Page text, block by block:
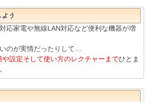
よう
応家電や無線LAN対応など便利な機器が増
のが実情だったりして…
や設定そして使い方のレクチャーまでひとま